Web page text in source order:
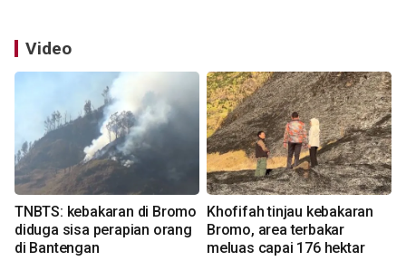
Video
TNBTS: kebakaran di Bromo
diduga sisa perapian orang
di Bantengan
Khofifah tinjau kebakaran
Bromo, area terbakar
meluas capai 176 hektar